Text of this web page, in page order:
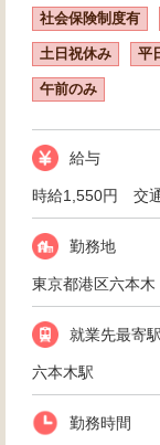
社会保険制度有
土日祝休み 平
午前のみ
給与
時給1,550円 交
勤務地
東京都港区六本木
就業先最寄駅
六本木駅
勤務時間